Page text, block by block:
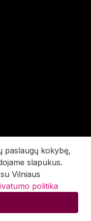
paslaugų kokybę,
slapukus.
Vilniaus
politika